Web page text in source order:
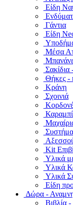
Είδη
Γάντια
Είδη
Μέσα
Σακίδια
Θήκες -
Κράνη
Σχοινιά
Kit
Υλικά
Υλικά
Υλικά
Είδη
Δώρα -
Βιβλία